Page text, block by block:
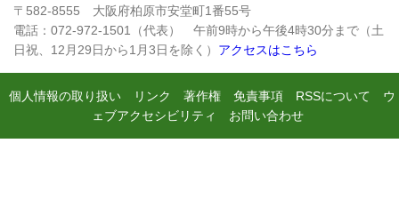
〒582-8555 大阪府柏原市安堂町1番55号
電話：072-972-1501（代表） 午前9時から午後4時30分まで（土
日祝、12月29日から1月3日を除く） アクセスはこちら
個人情報の取り扱い リンク 著作権 免責事項 RSSについて
ウ
ェブアクセシビリティ
お問い合わせ